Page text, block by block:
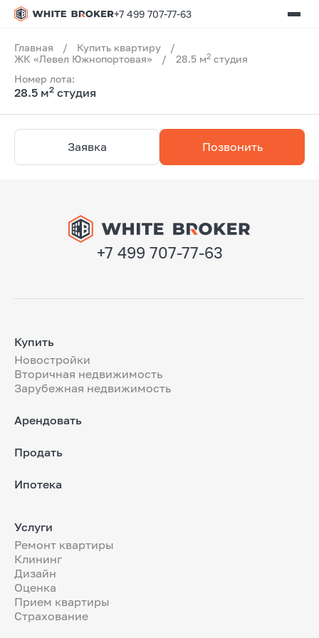
+7 499 707-77-63
Главная / Купить квартиру
/
ЖК «Левел Южнопортовая»
/ 28.5 м2 студия
Номер лота:
28.5 м2 студия
Заявка Позвонить
+7 499 707-77-63
Купить
Новостройки
Вторичная недвижимость
Зарубежная недвижимость
Арендовать
Продать
Ипотека
Услуги
Ремонт квартиры
Клининг
Дизайн
Оценка
Прием квартиры
Страхование